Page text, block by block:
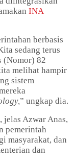
INA
berbasis
sedang terus
(Nomor) 82
melihat hampir
sistem
” ungkap dia.
Azwar Anas,
pemerintah
masyarakat, dan
dan